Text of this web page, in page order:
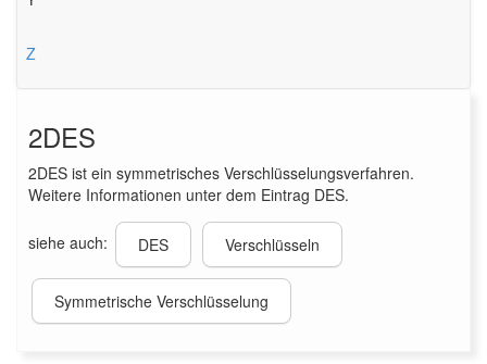
Z
2DES
2DES ist ein symmetrisches Verschlüsselungsverfahren.
Weitere Informationen unter dem Eintrag DES.
siehe auch: DES Verschlüsseln
Symmetrische Verschlüsselung